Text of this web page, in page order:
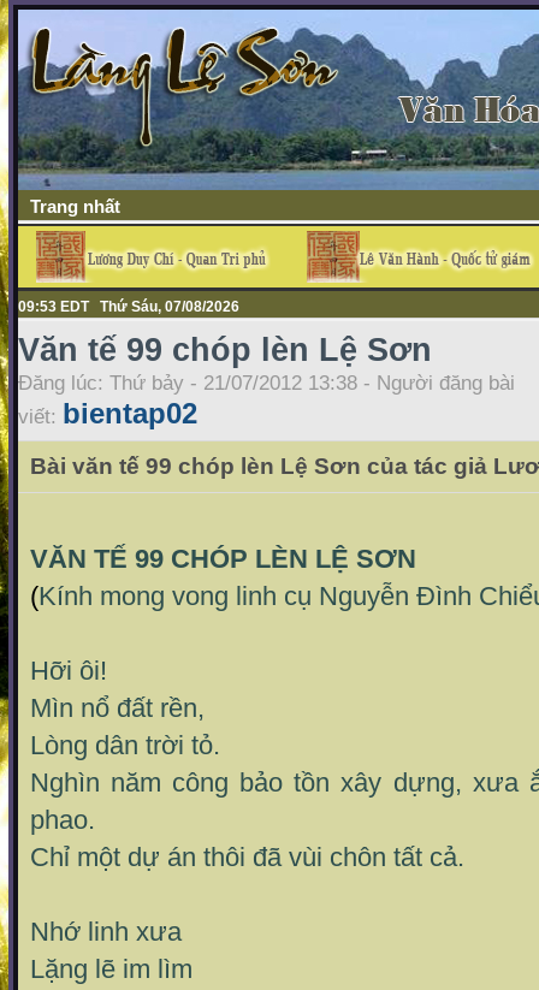
Trang nhất
09:53 EDT Thứ Sáu, 07/08/2026
Văn tế 99 chóp lèn Lệ Sơn
Đăng lúc: Thứ bảy - 21/07/2012 13:38 - Người đăng bài
viết: bientap02
Bài văn tế 99 chóp lèn Lệ Sơn của tác giả
VĂN TẾ 99 CHÓP LÈN LỆ SƠN
(Kính mong vong linh cụ Nguyễn Đình
Hỡi ôi!
Mìn nổ đất rền,
Lòng dân trời tỏ.
Nghìn năm công bảo tồn xây dựng, xưa
phao.
Chỉ một dự án thôi đã vùi chôn tất cả.
Nhớ linh xưa
Lặng lẽ im lìm